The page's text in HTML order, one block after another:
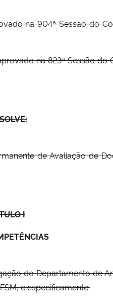
na 904ª Sessão do
na 823ª Sessão
de Avaliação de
I
do Departamento de
e especificamente: